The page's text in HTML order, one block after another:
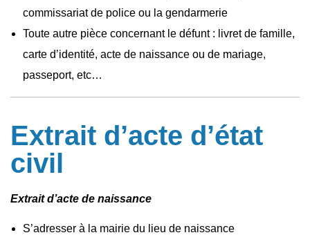
commissariat de police ou la gendarmerie
Toute autre pièce concernant le défunt : livret de famille,
carte d’identité, acte de naissance ou de mariage,
passeport, etc…
Extrait d’acte d’état
civil
Extrait d’acte de naissance
S’adresser à la mairie du lieu de naissance